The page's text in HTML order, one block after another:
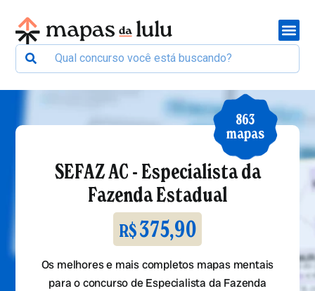
863
mapas
SEFAZ AC - Especialista da
Fazenda Estadual
R$375,90
Os melhores e mais completos mapas mentais
para o concurso de Especialista da Fazenda